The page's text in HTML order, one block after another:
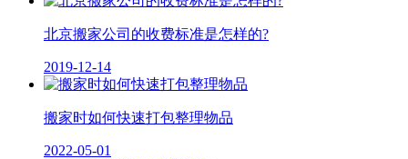
北京搬家公司的收费标准是怎样的?
2019-12-14
搬家时如何快速打包整理物品
2022-05-01